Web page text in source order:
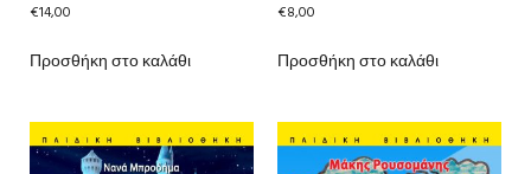
€14,00
Προσθήκη στο καλάθι
€8,00
Προσθήκη στο καλάθι